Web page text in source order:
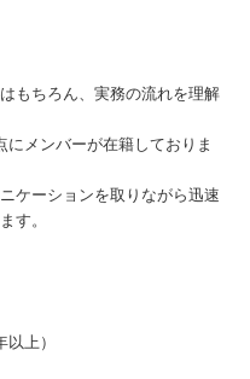
もちろん、実務の流れを理解
にメンバーが在籍しておりま
ケーションを取りながら迅速
す。
上）